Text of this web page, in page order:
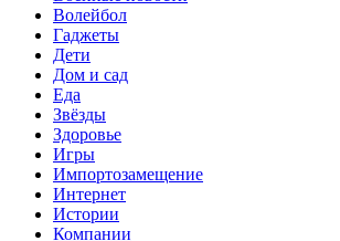
Волейбол
Гаджеты
Дети
Дом и сад
Еда
Звёзды
Здоровье
Игры
Импортозамещение
Интернет
Истории
Компании